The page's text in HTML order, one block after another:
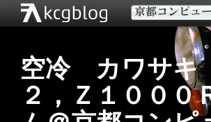
空冷 カワサキ
２，Ｚ１０００